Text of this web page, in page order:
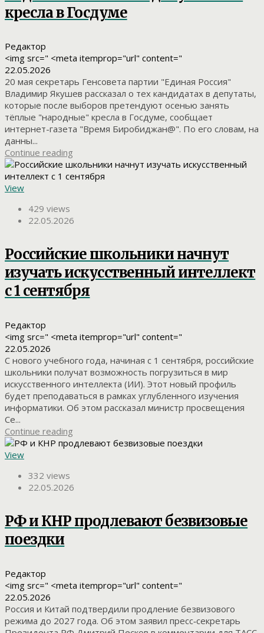
кресла в Госдуме
Редактор
<img src=" <meta itemprop="url" content="
22.05.2026
20 мая секретарь Генсовета партии "Единая Россия"
Владимир Якушев рассказал о тех кандидатах в депутаты,
которые после выборов претендуют осенью занять
тёплые "народные" кресла в Госдуме, сообщает
интернет-газета "Время Биробиджан@". По его словам, на
данны...
Continue reading
View
429 views
22.05.2026
Российские школьники начнут
изучать искусственный интеллект
с 1 сентября
Редактор
<img src=" <meta itemprop="url" content="
22.05.2026
С нового учебного года, начиная с 1 сентября, российские
школьники получат возможность погрузиться в мир
искусственного интеллекта (ИИ). Этот новый профиль
будет преподаваться в рамках углубленного изучения
информатики. Об этом рассказал министр просвещения
Се...
Continue reading
View
332 views
22.05.2026
РФ и КНР продлевают безвизовые
поездки
Редактор
<img src=" <meta itemprop="url" content="
22.05.2026
Россия и Китай подтвердили продление безвизового
режима до 2027 года. Об этом заявил пресс‑секретарь